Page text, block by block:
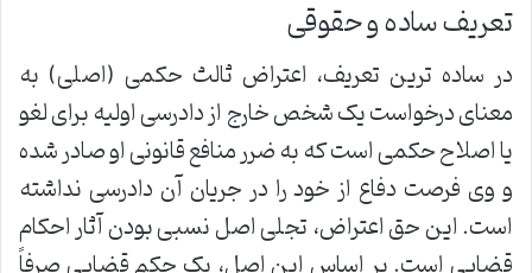
تعریف ساده و حقوقی
در ساده ترین تعریف، اعتراض ثالث حکمی (اصلی) به
معنای درخواست یک شخص خارج از دادرسی اولیه برای لغو
یا اصلاح حکمی است که به ضرر منافع قانونی او صادر شده
و وی فرصت دفاع از خود را در جریان آن دادرسی نداشته
است. این حق اعتراض، تجلی اصل نسبی بودن آثار احکام